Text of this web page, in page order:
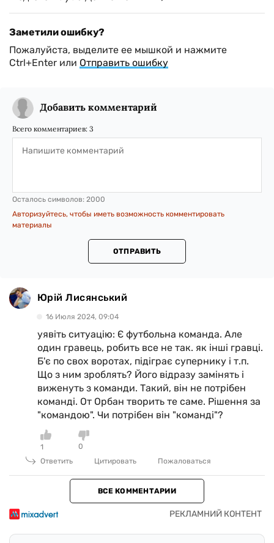
Заметили ошибку?
Пожалуйста, выделите ее мышкой и нажмите
Ctrl+Enter или Отправить ошибку
Добавить комментарий
Всего комментариев: 3
Осталось символов: 2000
Авторизуйтесь, чтобы иметь возможность комментировать
материалы
ОТПРАВИТЬ
Юрій Лисянський
16 Июля 2024, 09:04
уявіть ситуацію: Є футбольна команда. Але
один гравець, робить все не так. як інші гравці.
Б'є по свох воротах, підіграє супернику і т.п.
Що з ним зроблять? Його відразу замінять і
виженуть з команди. Такий, він не потрібен
команді. От Орбан творить те саме. Рішення за
"командою". Чи потрібен він "команді"?
1
0
Ответить
Цитировать Пожаловаться
ВСЕ КОММЕНТАРИИ